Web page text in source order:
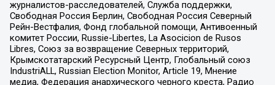
журналистов-расследователей, Служба поддержки,
Свободная Россия Берлин, Свободная Россия Северный
Рейн-Вестфалия, Фонд глобальной помощи, Антивоенный
комитет России, Russie-Libertes, La Asocicion de Rusos
Libres, Союз за возвращение Северных территорий,
Крымскотатарский Ресурсный Центр, Глобальный союз
IndustriALL, Russian Election Monitor, Article 19, Мнение
медиа, Федерация анархического черного креста, Радио